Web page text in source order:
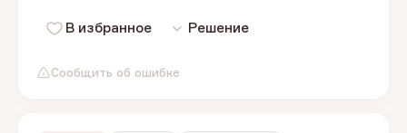
Сообщить об ошибке
В избранное Решение